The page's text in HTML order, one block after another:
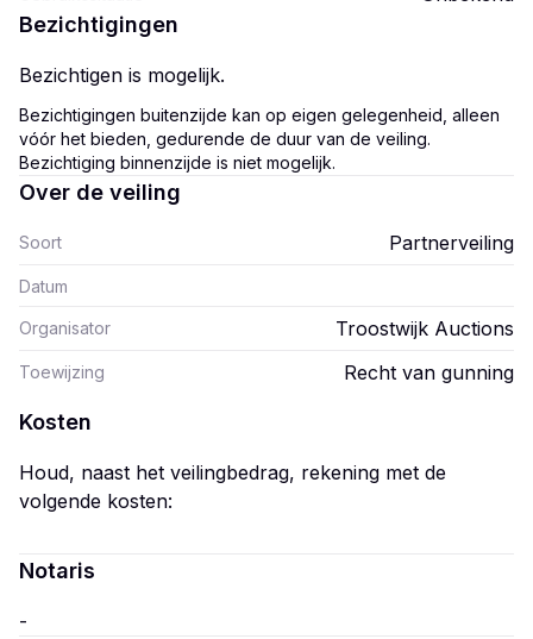
Bezichtigingen
Bezichtigen is mogelijk.
Bezichtigingen buitenzijde kan op eigen gelegenheid, alleen
vóór het bieden, gedurende de duur van de veiling.
Bezichtiging binnenzijde is niet mogelijk.
Over de veiling
Soort Partnerveiling
Datum
Organisator Troostwijk Auctions
Toewijzing Recht van gunning
Kosten
Houd, naast het veilingbedrag, rekening met de
volgende kosten:
Notaris